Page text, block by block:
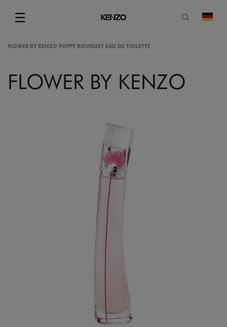
☰
Menu
FLOWER BY KENZO POPPY BOUQUET EAU DE TOILETTE
FLOWER BY KENZO